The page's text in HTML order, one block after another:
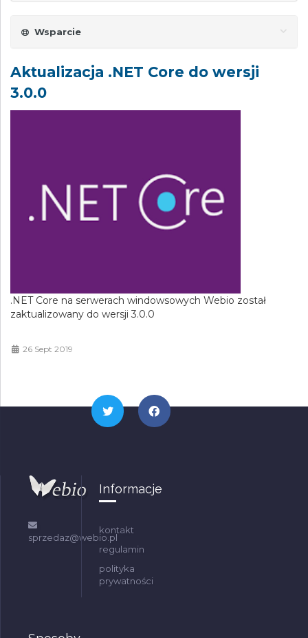
Wsparcie
Aktualizacja .NET Core do wersji
3.0.0
.NET Core na serwerach windowsowych Webio został
zaktualizowany do wersji 3.0.0
26 Sept 2019
sprzedaz@webio.pl
Informacje
kontakt
regulamin
polityka
prywatności